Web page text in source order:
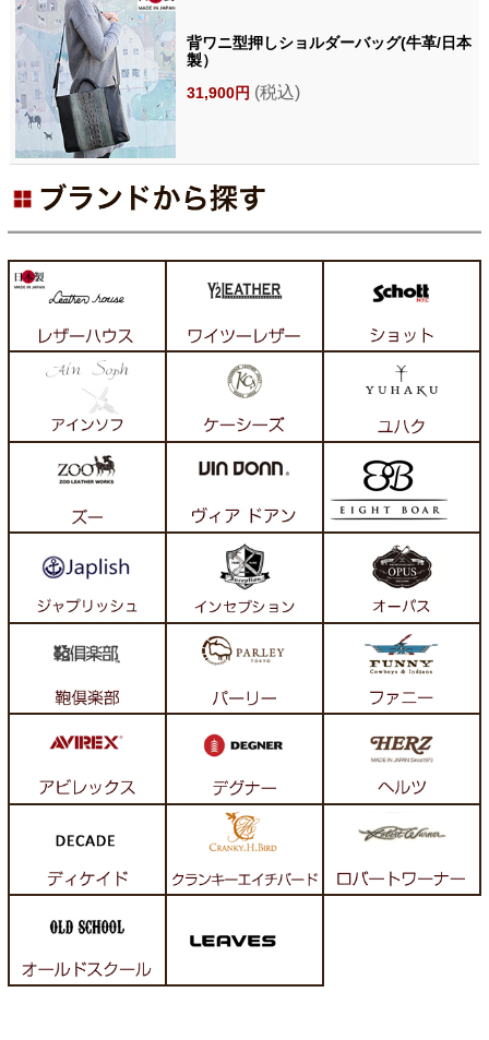
背ワニ型押しショルダーバッグ(牛革/日本
製）
31,900円 (税込)